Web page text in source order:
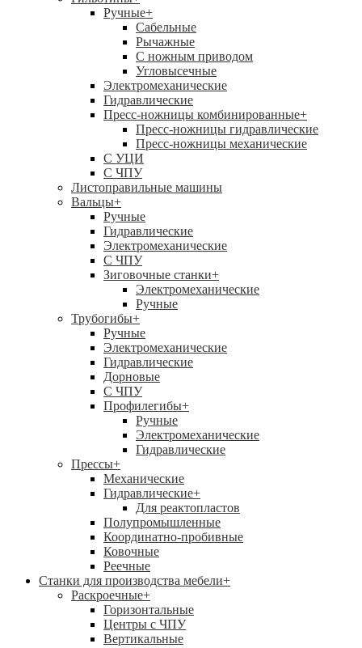
Ручные+
Сабельные
Рычажные
С ножным приводом
Угловысечные
Электромеханические
Гидравлические
Пресс-ножницы комбинированные+
Пресс-ножницы гидравлические
Пресс-ножницы механические
С УЦИ
С ЧПУ
Листоправильные машины
Вальцы+
Ручные
Гидравлические
Электромеханические
С ЧПУ
Зиговочные станки+
Электромеханические
Ручные
Трубогибы+
Ручные
Электромеханические
Гидравлические
Дорновые
С ЧПУ
Профилегибы+
Ручные
Электромеханические
Гидравлические
Прессы+
Механические
Гидравлические+
Для реактопластов
Полупромышленные
Координатно-пробивные
Ковочные
Реечные
Станки для производства мебели+
Раскроечные+
Горизонтальные
Центры с ЧПУ
Вертикальные